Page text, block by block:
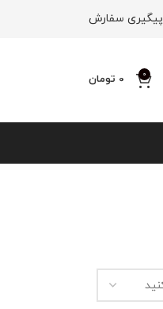
پیگیری سفارش
0
0 تومان